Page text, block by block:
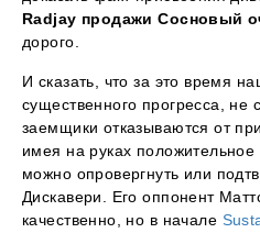
Radjay продажи Сосновый
дорого.
И сказать, что за это время
существенного прогресса, не
заемщики отказываются от
имея на руках
можно опровергнуть или
Дискавери. Его оппонент
качественно, но в начале